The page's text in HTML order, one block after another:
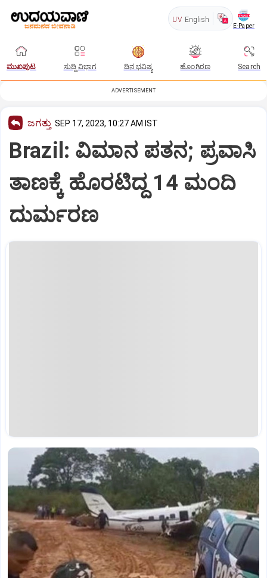
UV English
E-Paper
ಮುಖಪುಟ ಸುದ್ದಿ ವಿಭಾಗ ದಿನ ಭವಿಷ್ಯ ಹೊಂಗಿರಣ Search
ADVERTISEMENT
ಜಗತ್ತು SEP 17, 2023, 10:27 AM IST
Brazil: ವಿಮಾನ ಪತನ; ಪ್ರವಾಸಿ
ತಾಣಕ್ಕೆ ಹೊರಟಿದ್ದ 14 ಮಂದಿ
ದುರ್ಮರಣ